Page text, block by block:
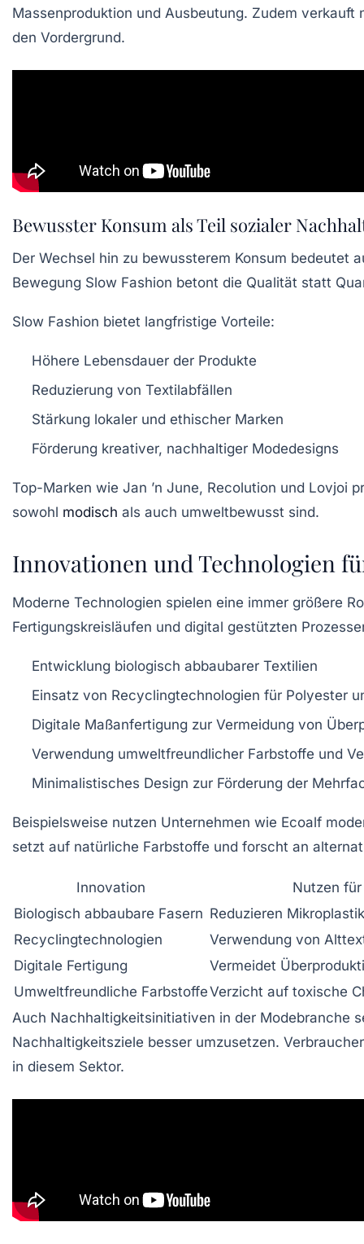
Massenproduktion und Ausbeutung. Zudem
den Vordergrund.
Bewusster Konsum als Teil sozialer
Der Wechsel hin zu bewussterem Konsum bedeutet
Bewegung Slow Fashion betont die Qualität statt
Slow Fashion bietet langfristige Vorteile:
Höhere Lebensdauer der Produkte
Reduzierung von Textilabfällen
Stärkung lokaler und ethischer Marken
Förderung kreativer, nachhaltiger Modedesigns
Top-Marken wie Jan ’n June, Recolution und Lovjoi
sowohl modisch als auch umweltbewusst sind.
Innovationen und Technologien
Moderne Technologien spielen eine immer größere
Fertigungskreisläufen und digital gestützten
Entwicklung biologisch abbaubarer Textilien
Einsatz von Recyclingtechnologien für Polyester
Digitale Maßanfertigung zur Vermeidung von
Verwendung umweltfreundlicher Farbstoffe und
Minimalistisches Design zur Förderung der
Beispielsweise nutzen Unternehmen wie Ecoalf
setzt auf natürliche Farbstoffe und forscht an
Innovation
Nutzen
Biologisch abbaubare Fasern Reduzieren
Recyclingtechnologien
Verwendung von
Digitale Fertigung
Vermeidet
Umweltfreundliche FarbstoffeVerzicht auf toxische
Auch Nachhaltigkeitsinitiativen in der Modebranche
Nachhaltigkeitsziele besser umzusetzen.
in diesem Sektor.